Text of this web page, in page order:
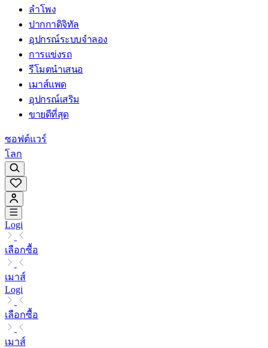
ลำโพง
ปากกาดิจิทัล
อุปกรณ์ระบบจำลอง
การแข่งรถ
รีโมตนำเสนอ
เมาส์แพด
อุปกรณ์เสริม
ขายดีที่สุด
ซอฟต์แวร์
โลก
Logi
เลือกซื้อ
เมาส์
Logi
เลือกซื้อ
เมาส์